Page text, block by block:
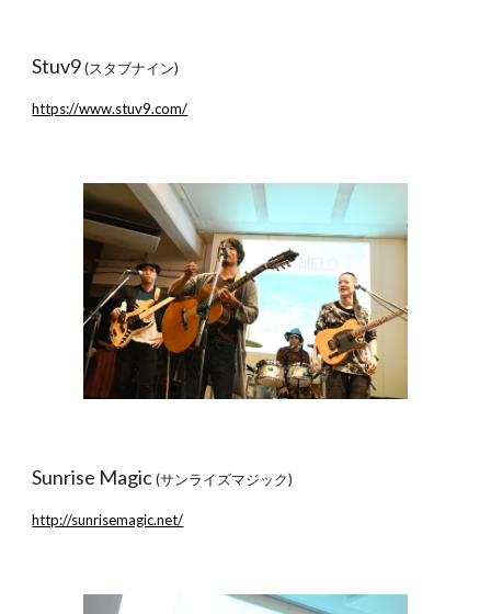
Stuv9(スタブナイン)
https://www.stuv9.com/
Sunrise Magic(サンライズマジック)
http://sunrisemagic.net/